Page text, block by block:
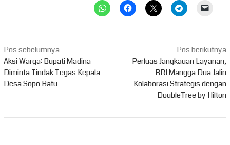
Navigasi
pos
Pos sebelumnya
Aksi Warga: Bupati Madina
Diminta Tindak Tegas Kepala
Desa Sopo Batu
Pos berikutnya
Perluas Jangkauan Layanan,
BRI Mangga Dua Jalin
Kolaborasi Strategis dengan
DoubleTree by Hilton